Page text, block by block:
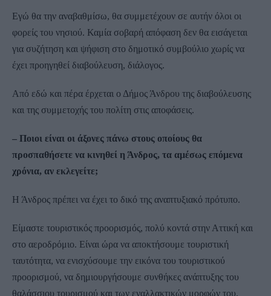
Εγώ θα την αναβαθμίσω, θα συμμετέχουν σε αυτήν όλοι οι
φορείς του νησιού. Καμία σοβαρή απόφαση δεν θα εισάγεται
για συζήτηση και ψήφιση στο δημοτικό συμβούλιο χωρίς να
έχει προηγηθεί διαβούλευση, διάλογος.
Από εδώ και πέρα έρχεται ο Δήμος Άνδρου της διαβούλευσης
και της συμμετοχής του πολίτη στις αποφάσεις.
– Ποιοι είναι οι άξονες πάνω στους οποίους θα
προσπαθήσετε να κινηθεί η Άνδρος, τα αμέσως επόμενα
χρόνια, αν εκλεγείτε;
Η Άνδρος πρέπει να έχει το δικό της αναπτυξιακό πρότυπο.
Είμαστε τουριστικός προορισμός, πολύ κοντά στην Αττική και
στο αεροδρόμιο. Είναι ώρα να αποκτήσουμε τουριστική
ταυτότητα, να ενισχύσουμε την εικόνα του τουριστικού
προορισμού, να δημιουργήσουμε συνθήκες ανάπτυξης του
θαλάσσιου τουρισμού και των εναλλακτικών μορφών του.